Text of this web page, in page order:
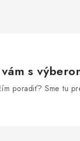
s
poradiť? Sme tu